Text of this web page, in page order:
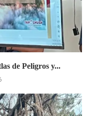
de Peligros y...